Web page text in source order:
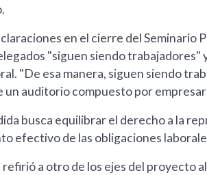
en el cierre del Seminario
"siguen siendo trabajadores"
"De esa manera, siguen siendo
un auditorio compuesto por
busca equilibrar el derecho a la
efectivo de las obligaciones
refirió a otro de los ejes del proyecto